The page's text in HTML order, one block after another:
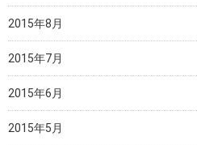
2015年8月
2015年7月
2015年6月
2015年5月